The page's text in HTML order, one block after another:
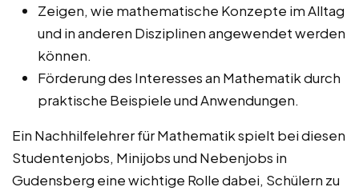
Zeigen, wie mathematische Konzepte im Alltag
und in anderen Disziplinen angewendet werden
können.
Förderung des Interesses an Mathematik durch
praktische Beispiele und Anwendungen.
Ein Nachhilfelehrer für Mathematik spielt bei diesen
Studentenjobs, Minijobs und Nebenjobs in
Gudensberg eine wichtige Rolle dabei, Schülern zu